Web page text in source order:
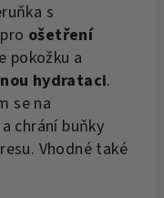
s
ošetření
pokožku a
hydrataci.
se na
chrání buňky
Vhodné také